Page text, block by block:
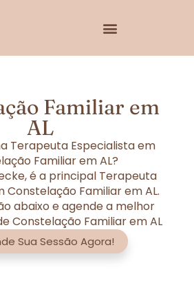
Familiar em
AL
Terapeuta Especialista em
Familiar em AL?
é a principal Terapeuta
Constelação Familiar em AL.
abaixo e agende a melhor
Constelação Familiar em AL
Sua Sessão Agora!